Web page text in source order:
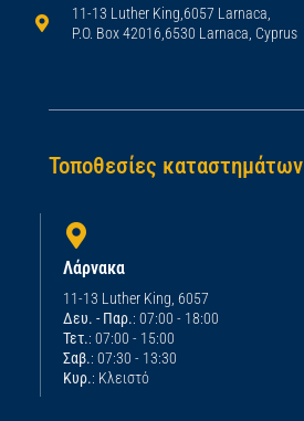
11-13 Luther King,6057 Larnaca,
P.O. Box 42016,6530 Larnaca, Cyprus
Τοποθεσίες καταστημάτων
Λάρνακα
11-13 Luther King, 6057
Δευ. - Παρ.: 07:00 - 18:00
Τετ.: 07:00 - 15:00
Σαβ.: 07:30 - 13:30
Κυρ.: Κλειστό